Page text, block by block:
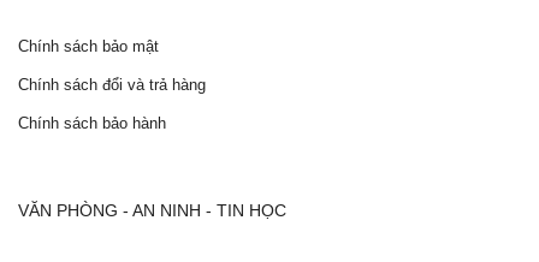
Chính sách bảo mật
Chính sách đổi và trả hàng
Chính sách bảo hành
VĂN PHÒNG - AN NINH - TIN HỌC